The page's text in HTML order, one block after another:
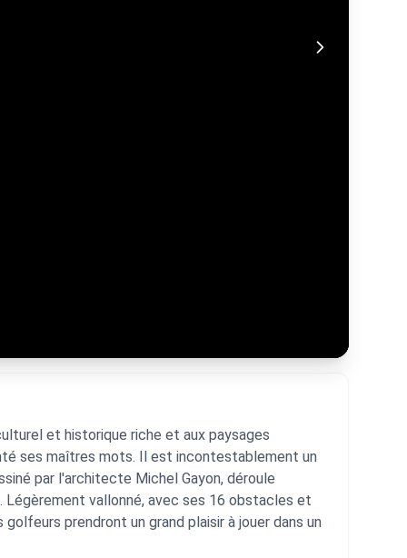
et historique riche et aux paysages
ses maîtres mots. Il est incontestablement un
par l'architecte Michel Gayon, déroule
vallonné, avec ses 16 obstacles et
prendront un grand plaisir à jouer dans un